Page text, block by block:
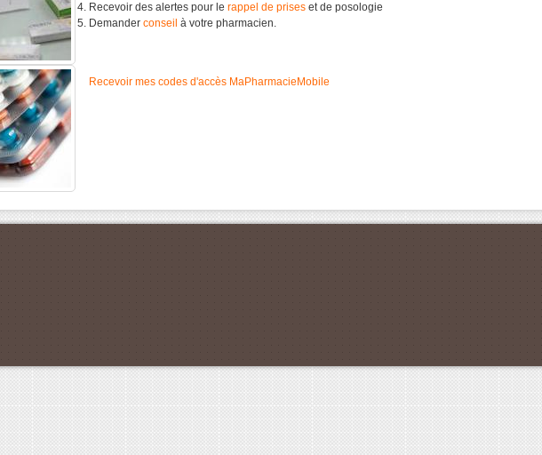
Recevoir des alertes pour le rappel de prises et de posologie
Demander conseil à votre pharmacien.
Recevoir mes codes d'accès MaPharmacieMobile